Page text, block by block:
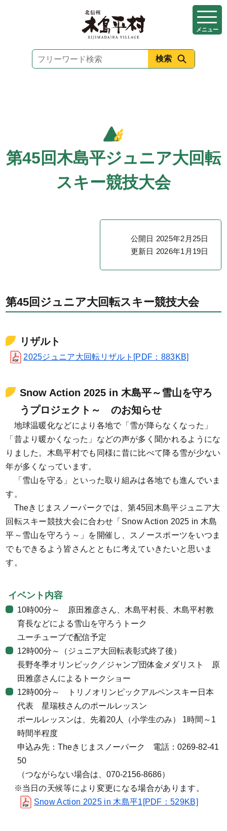
メニュー
第45回木島平ジュニア大回転
スキー競技大会
公開日 2025年2月25日
更新日 2026年1月19日
第45回ジュニア大回転スキー競技大会
リザルト
2025ジュニア大回転リザルト[PDF：883KB]
Snow Action 2025 in 木島平～雪山を守ろ
うプロジェクト～ のお知らせ
地球温暖化などにより各地で「雪が降らなくなった」
「昔より暖かくなった」などの声が多く聞かれるようにな
りました。木島平村でも同様に昔に比べて降る雪が少ない
年が多くなっています。
「雪山を守る」といった取り組みは各地でも進んでいま
す。
Theきじまスノーパークでは、第45回木島平ジュニア大
回転スキー競技大会に合わせ「Snow Action 2025 in 木島
平～雪山を守ろう～」を開催し、スノースポーツをいつま
でもできるよう皆さんとともに考えていきたいと思いま
す。
イベント内容
10時00分～ 原田雅彦さん、木島平村長、木島平村教
育長などによる雪山を守ろうトーク
ユーチューブで配信予定
12時00分～（ジュニア大回転表彰式終了後）
長野冬季オリンピック／ジャンプ団体金メダリスト 原
田雅彦さんによるトークショー
12時00分～ トリノオリンピックアルペンスキー日本
代表 星瑞枝さんのポールレッスン
ポールレッスンは、先着20人（小学生のみ） 1時間～1
時間半程度
申込み先：Theきじまスノーパーク 電話：0269-82-41
50
（つながらない場合は、070-2156-8686）
※当日の天候等により変更になる場合があります。
Snow Action 2025 in 木島平1[PDF：529KB]